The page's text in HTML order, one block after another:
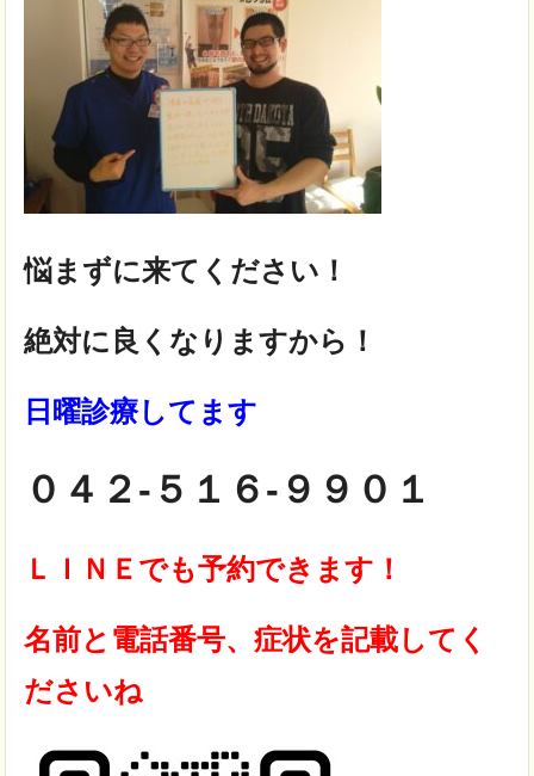
悩まずに来てください！
絶対に良くなりますから！
日曜診療してます
０４２-５１６-９９０１
ＬＩＮＥでも予約できます！
名前と電話番号、症状を記載してく
ださいね